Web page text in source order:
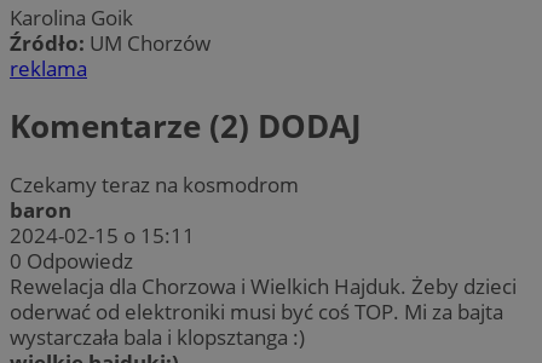
Karolina Goik
Źródło: UM Chorzów
reklama
Komentarze (2) DODAJ
Czekamy teraz na kosmodrom
baron
2024-02-15 o 15:11
0 Odpowiedz
Rewelacja dla Chorzowa i Wielkich Hajduk. Żeby dzieci
oderwać od elektroniki musi być coś TOP. Mi za bajta
wystarczała bala i klopsztanga :)